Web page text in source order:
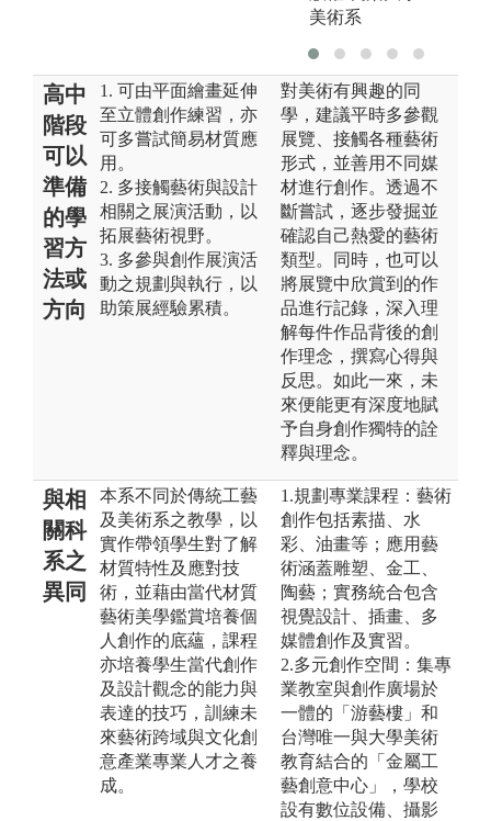
美術系
高中
階段
可以
準備
的學
習方
法或
方向
1. 可由平面繪畫延伸
至立體創作練習，亦
可多嘗試簡易材質應
用。
2. 多接觸藝術與設計
相關之展演活動，以
拓展藝術視野。
3. 多參與創作展演活
動之規劃與執行，以
助策展經驗累積。
對美術有興趣的同
學，建議平時多參觀
展覽、接觸各種藝術
形式，並善用不同媒
材進行創作。透過不
斷嘗試，逐步發掘並
確認自己熱愛的藝術
類型。同時，也可以
將展覽中欣賞到的作
品進行記錄，深入理
解每件作品背後的創
作理念，撰寫心得與
反思。如此一來，未
來便能更有深度地賦
予自身創作獨特的詮
釋與理念。
與相
關科
系之
異同
本系不同於傳統工藝
及美術系之教學，以
實作帶領學生對了解
材質特性及應對技
術，並藉由當代材質
藝術美學鑑賞培養個
人創作的底蘊，課程
亦培養學生當代創作
及設計觀念的能力與
表達的技巧，訓練未
來藝術跨域與文化創
意產業專業人才之養
成。
1.規劃專業課程：藝術
創作包括素描、水
彩、油畫等；應用藝
術涵蓋雕塑、金工、
陶藝；實務統合包含
視覺設計、插畫、多
媒體創作及實習。
2.多元創作空間：集專
業教室與創作廣場於
一體的「游藝樓」和
台灣唯一與大學美術
教育結合的「金屬工
藝創意中心」，學校
設有數位設備、攝影